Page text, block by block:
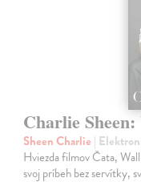
Charlie
Sheen Charlie |
Hviezda filmov Čata,
svoj príbeh bez servítky,